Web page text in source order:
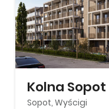
Kolna Sopot
Sopot, Wyścigi